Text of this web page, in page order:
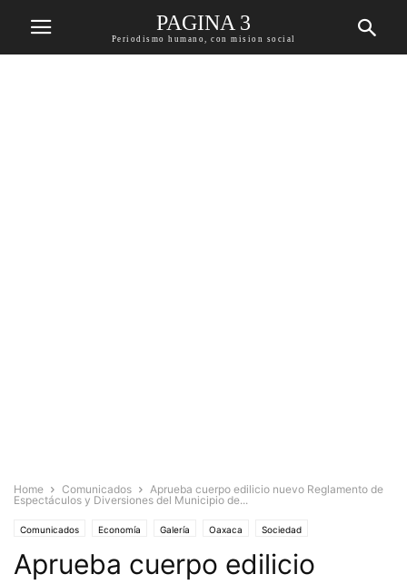
PAGINA 3
Periodismo humano, con mision social
Home Comunicados
Aprueba cuerpo edilicio nuevo Reglamento de
Espectáculos y Diversiones del Municipio de...
Comunicados Economía Galería Oaxaca Sociedad
Aprueba cuerpo edilicio